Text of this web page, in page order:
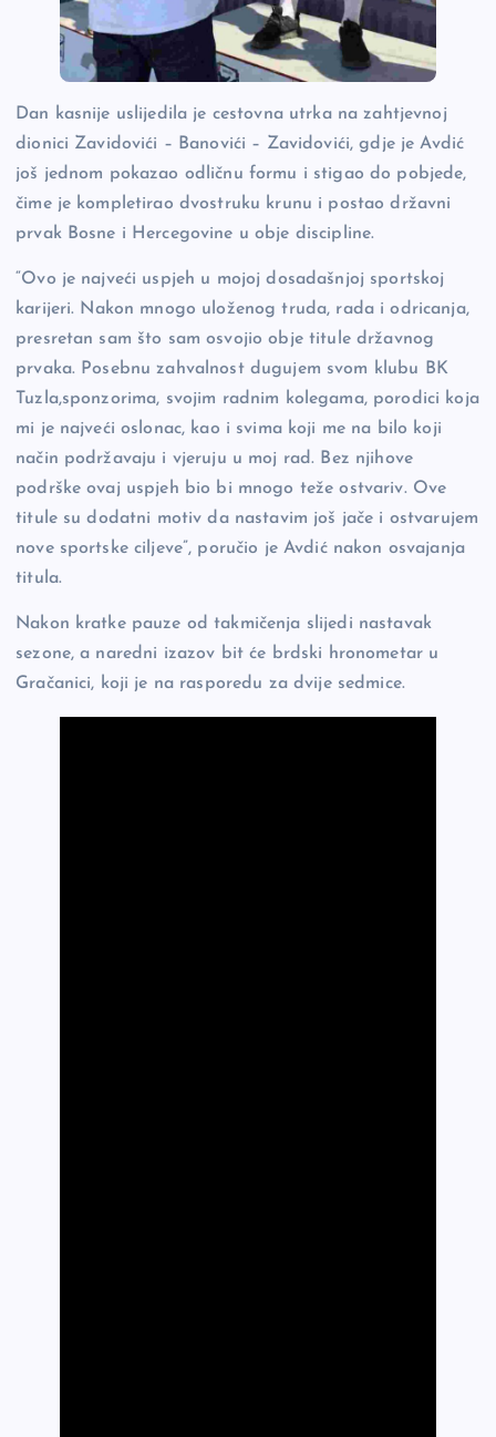
Dan kasnije uslijedila je cestovna utrka na zahtjevnoj
dionici Zavidovići – Banovići – Zavidovići, gdje je Avdić
još jednom pokazao odličnu formu i stigao do pobjede,
čime je kompletirao dvostruku krunu i postao državni
prvak Bosne i Hercegovine u obje discipline.
“Ovo je najveći uspjeh u mojoj dosadašnjoj sportskoj
karijeri. Nakon mnogo uloženog truda, rada i odricanja,
presretan sam što sam osvojio obje titule državnog
prvaka. Posebnu zahvalnost dugujem svom klubu BK
Tuzla,sponzorima, svojim radnim kolegama, porodici koja
mi je najveći oslonac, kao i svima koji me na bilo koji
način podržavaju i vjeruju u moj rad. Bez njihove
podrške ovaj uspjeh bio bi mnogo teže ostvariv. Ove
titule su dodatni motiv da nastavim još jače i ostvarujem
nove sportske ciljeve”, poručio je Avdić nakon osvajanja
titula.
Nakon kratke pauze od takmičenja slijedi nastavak
sezone, a naredni izazov bit će brdski hronometar u
Gračanici, koji je na rasporedu za dvije sedmice.